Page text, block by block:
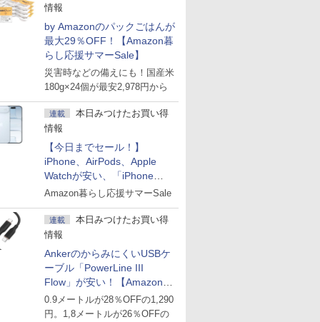
情報
by Amazonのパックごはんが
最大29％OFF！【Amazon暮
らし応援サマーSale】
災害時などの備えにも！国産米
180g×24個が最安2,978円から
連載
本日みつけたお買い得
情報
【今日までセール！】
iPhone、AirPods、Apple
Watchが安い、「iPhone
Air」256GB版が139,800円な
Amazon暮らし応援サマーSale
連載
本日みつけたお買い得
情報
AnkerのからみにくいUSBケ
ーブル「PowerLine III
Flow」が安い！【Amazon暮
らし応援サマーSale】
0.9メートルが28％OFFの1,290
円。1,8メートルが26％OFFの